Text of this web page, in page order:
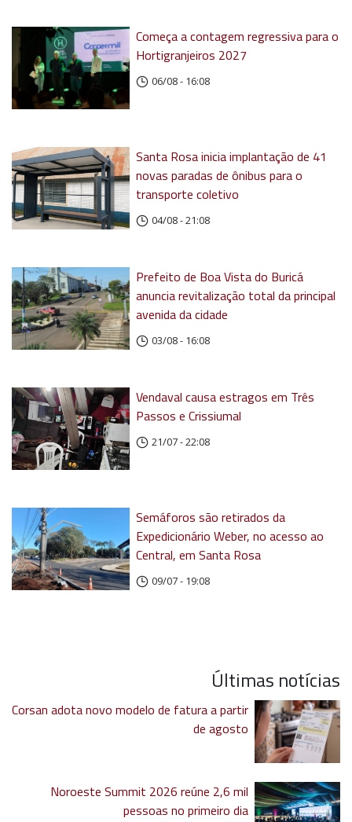
Começa a contagem regressiva para o
Hortigranjeiros 2027
06/08 - 16:08
Santa Rosa inicia implantação de 41
novas paradas de ônibus para o
transporte coletivo
04/08 - 21:08
Prefeito de Boa Vista do Buricá
anuncia revitalização total da principal
avenida da cidade
03/08 - 16:08
Vendaval causa estragos em Três
Passos e Crissiumal
21/07 - 22:08
Semáforos são retirados da
Expedicionário Weber, no acesso ao
Central, em Santa Rosa
09/07 - 19:08
Últimas notícias
Corsan adota novo modelo de fatura a partir
de agosto
Noroeste Summit 2026 reúne 2,6 mil
pessoas no primeiro dia